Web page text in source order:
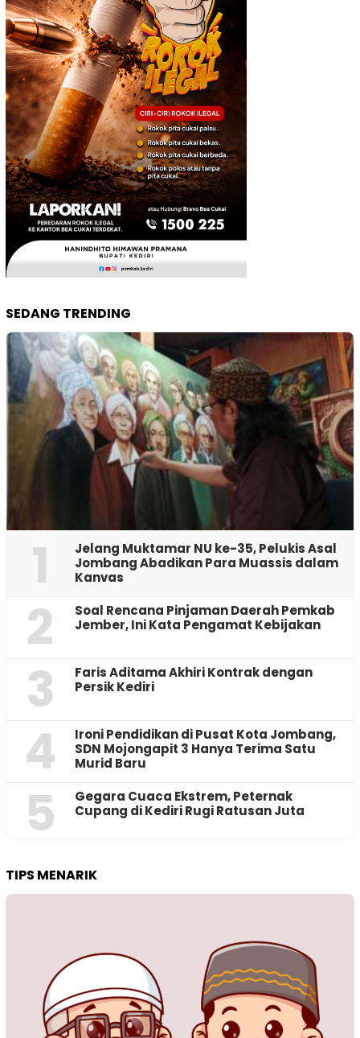
SEDANG TRENDING
1
Jelang Muktamar NU ke-35, Pelukis Asal
Jombang Abadikan Para Muassis dalam
Kanvas
2
‎Soal Rencana Pinjaman Daerah Pemkab
Jember, Ini Kata Pengamat Kebijakan ‎
3
Faris Aditama Akhiri Kontrak dengan
Persik Kediri
4
Ironi Pendidikan di Pusat Kota Jombang,
SDN Mojongapit 3 Hanya Terima Satu
Murid Baru
5
‎Gegara Cuaca Ekstrem, Peternak
Cupang di Kediri Rugi Ratusan Juta
TIPS MENARIK